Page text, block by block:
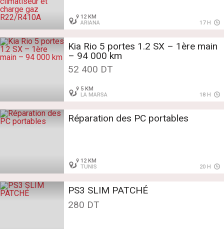
12 KM
ARIANA
17 H
Kia Rio 5 portes 1.2 SX – 1ère main
– 94 000 km
52 400 DT
5 KM
LA MARSA
18 H
Réparation des PC portables
12 KM
TUNIS
20 H
PS3 SLIM PATCHÉ
280 DT